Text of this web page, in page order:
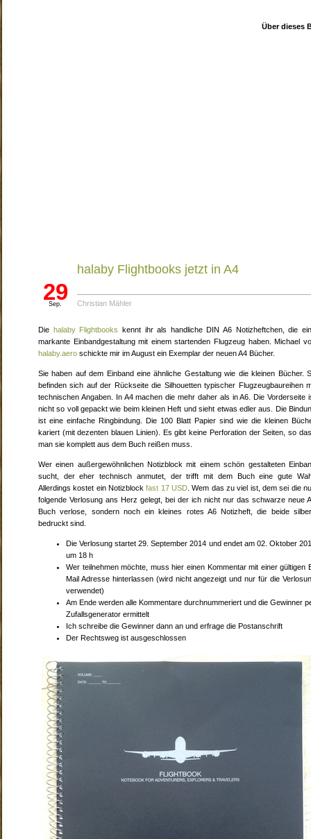
Über dieses
29
Sep.
halaby Flightbooks jetzt in A4
Christian Mähler
Die halaby Flightbooks kennt ihr als handliche DIN A6 Notizheftchen, die
markante Einbandgestaltung mit einem startenden Flugzeug haben. Michael
halaby.aero schickte mir im August ein Exemplar der neuen A4 Bücher.
Sie haben auf dem Einband eine ähnliche Gestaltung wie die kleinen Bücher.
befinden sich auf der Rückseite die Silhouetten typischer Flugzeugbaureihen
technischen Angaben. In A4 machen die mehr daher als in A6. Die Vorderseite
nicht so voll gepackt wie beim kleinen Heft und sieht etwas edler aus. Die
ist eine einfache Ringbindung. Die 100 Blatt Papier sind wie die kleinen
kariert (mit dezenten blauen Linien). Es gibt keine Perforation der Seiten, so
man sie komplett aus dem Buch reißen muss.
Wer einen außergewöhnlichen Notizblock mit einem schön gestalteten
sucht, der eher technisch anmutet, der trifft mit dem Buch eine gute
Allerdings kostet ein Notizblockfast 17 USD . Wem das zu viel ist, dem sei die
folgende Verlosung ans Herz gelegt, bei der ich nicht nur das schwarze neue
Buch verlose, sondern noch ein kleines rotes A6 Notizheft, die beide
bedruckt sind.
Die Verlosung startet 29. September 2014 und endet am 02. Oktober
um 18 h
Wer teilnehmen möchte, muss hier einen Kommentar mit einer gültigen
Mail Adresse hinterlassen (wird nicht angezeigt und nur für die
verwendet)
Am Ende werden alle Kommentare durchnummeriert und die Gewinner
Zufallsgenerator ermittelt
Ich schreibe die Gewinner dann an und erfrage die Postanschrift
Der Rechtsweg ist ausgeschlossen